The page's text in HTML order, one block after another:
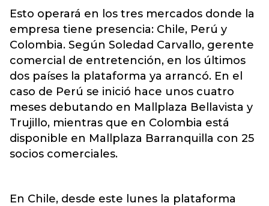
Esto operará en los tres mercados donde la
empresa tiene presencia: Chile, Perú y
Colombia. Según Soledad Carvallo, gerente
comercial de entretención, en los últimos
dos países la plataforma ya arrancó. En el
caso de Perú se inició hace unos cuatro
meses debutando en Mallplaza Bellavista y
Trujillo, mientras que en Colombia está
disponible en Mallplaza Barranquilla con 25
socios comerciales.
En Chile, desde este lunes la plataforma